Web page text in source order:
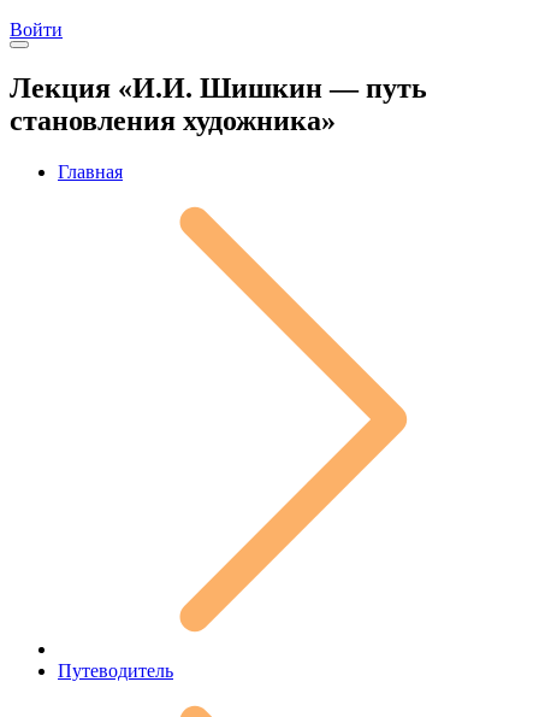
Войти
Лекция «И.И. Шишкин — путь
становления художника»
Главная
Путеводитель